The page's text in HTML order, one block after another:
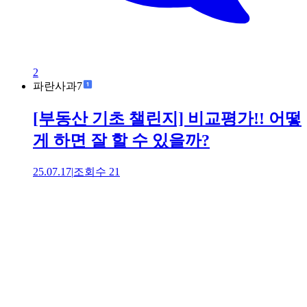
2
파란사과7
[부동산 기초 챌린지] 비교평가!! 어떻
게 하면 잘 할 수 있을까?
25.07.17|조회수 21